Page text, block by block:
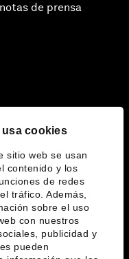
usa cookies
sitio web se usan
contenido y los
de redes
tráfico. Además,
sobre el uso
con nuestros
publicidad y
pueden
de prensa